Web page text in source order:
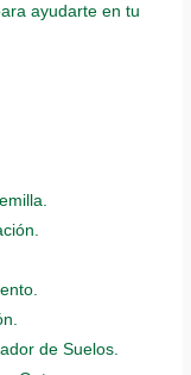
ayudarte en tu
de Suelos.